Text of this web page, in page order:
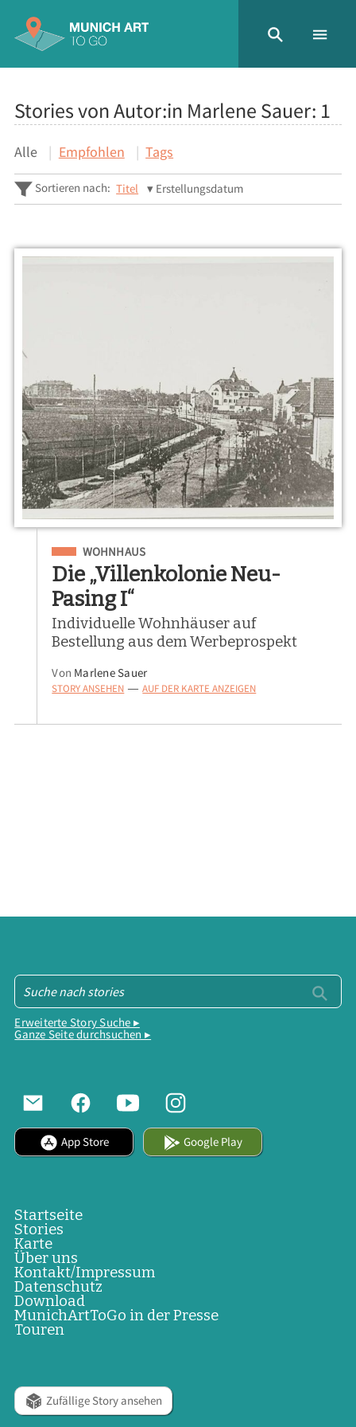
Stories von Autor:in Marlene Sauer: 1
Alle Empfohlen Tags
Sortieren nach: Titel Erstellungsdatum
Eingeordnet unter
WOHNHAUS
Die „Villenkolonie Neu-
Pasing I“
Individuelle Wohnhäuser auf
Bestellung aus dem Werbeprospekt
Von Marlene Sauer
STORY ANSEHEN — AUF DER KARTE ANZEIGEN
Erweiterte Story Suche ▸
Ganze Seite durchsuchen ▸
App Store Google Play
Startseite
Stories
Karte
Über uns
Kontakt/Impressum
Datenschutz
Download
MunichArtToGo in der Presse
Touren
Zufällige Story ansehen